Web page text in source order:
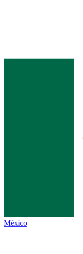
México